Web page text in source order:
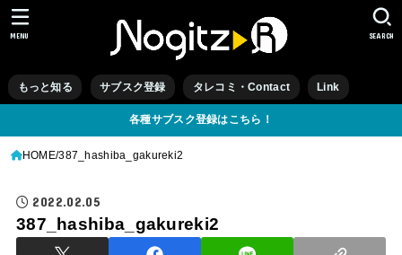
もっと知る サブスク登録 タレコミ・Contact Link
SEARCH
MENU
各種サブスク登録はこちら！
HOME 387_hashiba_gakureki2
2022.02.05
387_hashiba_gakureki2